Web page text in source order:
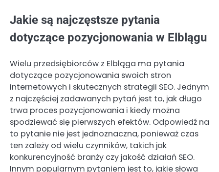
Jakie są najczęstsze pytania
dotyczące pozycjonowania w Elblągu
Wielu przedsiębiorców z Elbląga ma pytania
dotyczące pozycjonowania swoich stron
internetowych i skutecznych strategii SEO. Jednym
z najczęściej zadawanych pytań jest to, jak długo
trwa proces pozycjonowania i kiedy można
spodziewać się pierwszych efektów. Odpowiedź na
to pytanie nie jest jednoznaczna, ponieważ czas
ten zależy od wielu czynników, takich jak
konkurencyjność branży czy jakość działań SEO.
Innym popularnym pytaniem jest to, jakie słowa